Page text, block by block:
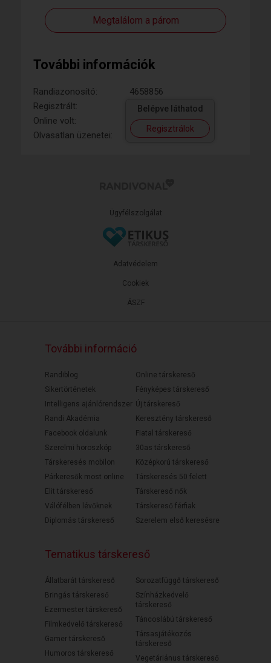
Megtalálom a párom
További információk
Randiazonosító:
4658856
Regisztrált:
Online volt:
Olvasatlan üzenetei:
Belépve láthatod
Regisztrálok
Ügyfélszolgálat
ÁSZF
Adatvédelem
Cookiek
További információ
Randiblog
Sikertörténetek
Intelligens ajánlórendszer
Randi Akadémia
Facebook oldalunk
Szerelmi horoszkóp
Társkeresés mobilon
Párkeresők most online
Elit társkereső
Válófélben lévőknek
Diplomás társkereső
Online társkereső
Fényképes társkereső
Új társkereső
Keresztény társkereső
Fiatal társkereső
30as társkereső
Középkorú társkereső
Társkeresés 50 felett
Társkereső nők
Társkereső férfiak
Szerelem első keresésre
Tematikus társkereső
Állatbarát társkereső
Bringás társkereső
Ezermester társkereső
Filmkedvelő társkereső
Gamer társkereső
Humoros társkereső
Sorozatfüggő társkereső
Színházkedvelő
társkereső
Táncoslábú társkereső
Társasjátékozós
társkereső
Vegetáriánus társkereső